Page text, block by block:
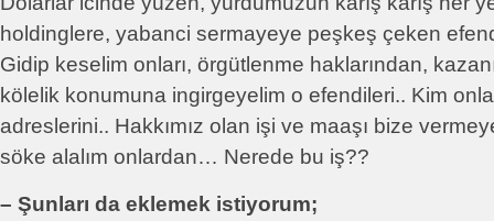
holdinglere, yabanci sermayeye peşkeş çeken
Gidip keselim onları, örgütlenme haklarından,
kölelik konumuna ingirgeyelim o efendileri.. Kim
adreslerini.. Hakkımız olan işi ve maaşı bize
söke alalım onlardan… Nerede bu iş??
– Şunları da eklemek istiyorum;